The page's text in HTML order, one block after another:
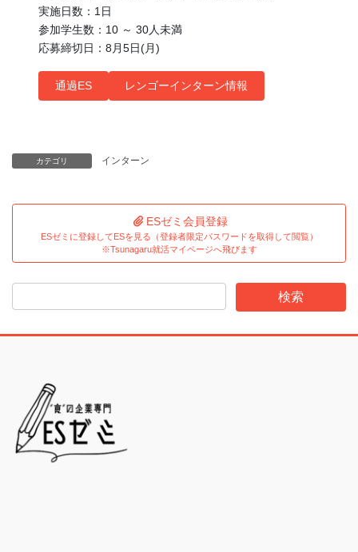
実施日数：1日
参加学生数：10 ～ 30人未満
応募締切日：8月5日(月)
通過ES レンゴーインターン情報
カテゴリ インターン
ESゼミ会員登録
ESゼミに登録してESを見る（登録者限定パスワードを取得して閲覧）
※Tsunagaru就活マイページへ飛びます